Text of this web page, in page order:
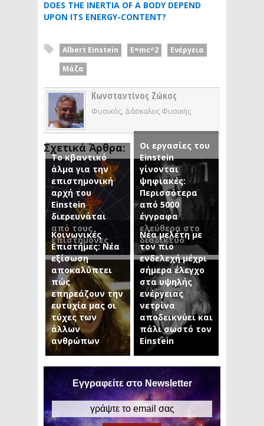
DOES THE INERTIA OF A BODY DEPEND
UPON ITS ENERGY-CONTENT?
Albert Einstein E=mc^2
Ενέργεια
Μάζα
Κωνσταντίνος Ζώκος
Φυσικός, Δάσκαλος Φυσικής
Σχετικά Άρθρα:
Το κβαντικό
άλμα για την
επιστημονική
αρχή του
Einstein
διερευνάται
από τους
επιστήμονες
Οι εργασίες του
Einstein
γίνονται
ψηφιακές:
Περισσότερα
από 5000
έγγραφα
ελεύθερα στο
διαδίκτυο
Κοινωνικές
Επιστήμες: Νέα
εξίσωση
αποκαλύπτει
πώς
επηρεάζουν την
ευτυχία μας οι
τύχες των
άλλων
ανθρώπων
Νέα μελέτη με
τον πιο
ενδελεχή μέχρι
σήμερα έλεγχο
στα υψηλής
ενέργειας
νετρίνα
αποδεικνύει και
πάλι σωστό τον
Einstein
Εγγραφείτε στο Newsletter